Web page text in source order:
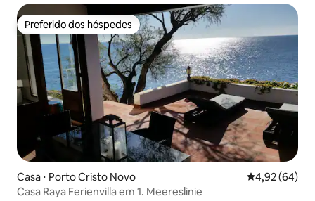
Preferido dos hóspedes
Preferido dos hóspedes
Casa ⋅ Porto Cristo Novo 4,92 de uma
4,92 (64)
Casa Raya Ferienvilla em 1. Meereslinie